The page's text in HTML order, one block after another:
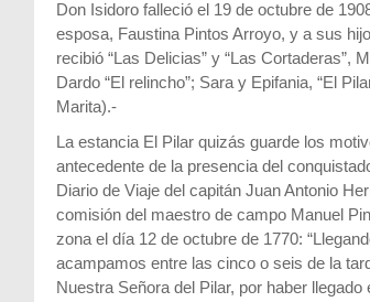
Don Isidoro falleció el 19 de octubre de
esposa, Faustina Pintos Arroyo, y a sus
recibió “Las Delicias” y “Las Cortaderas”,
Dardo “El relincho”; Sara y Epifania, “El
Marita).-
La estancia El Pilar quizás guarde los
antecedente de la presencia del
Diario de Viaje del capitán Juan Antonio
comisión del maestro de campo Manuel
zona el día 12 de octubre de 1770:
acampamos entre las cinco o seis de la
Nuestra Señora del Pilar, por haber